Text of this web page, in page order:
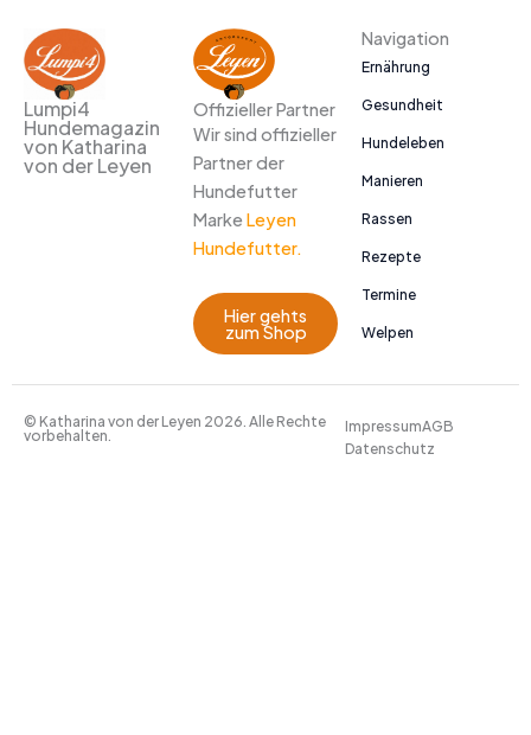
Lumpi4
Hundemagazin
von Katharina
von der Leyen
Offizieller Partner
Wir sind offizieller
Partner der
Hundefutter
Marke Leyen
Hundefutter.
Hier gehts
zum Shop
Navigation
Ernährung
Gesundheit
Hundeleben
Manieren
Rassen
Rezepte
Termine
Welpen
© Katharina von der Leyen 2026. Alle Rechte
vorbehalten.
ImpressumAGB
Datenschutz